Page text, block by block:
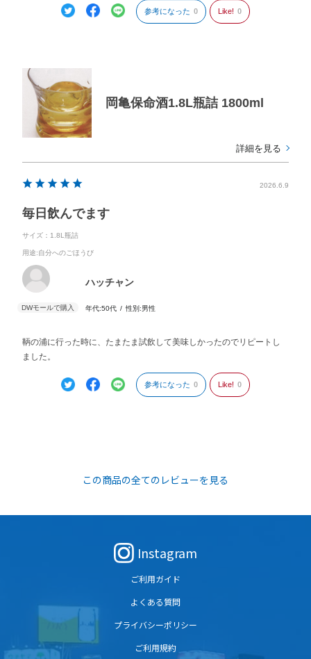
参考になった 0 Like! 0
岡亀保命酒1.8L瓶詰 1800ml
詳細を見る
2026.6.9
毎日飲んでます
サイズ：1.8L瓶詰
用途:自分へのごほうび
ハッチャン
年代:50代 性別:男性
鞆の浦に行った時に、たまたま試飲して美味しかったのでリピートし
ました。
参考になった 0 Like! 0
この商品の全てのレビューを見る
Instagram
ご利用ガイド
よくある質問
プライバシーポリシー
ご利用規約